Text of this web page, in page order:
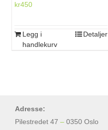
kr450
Legg i
handlekurv
Detaljer
Adresse:
Pilestredet 47 – 0350 Oslo